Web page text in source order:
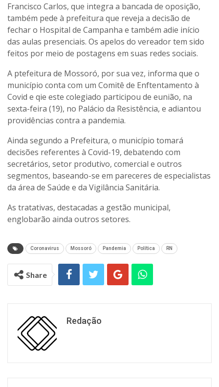
Francisco Carlos, que integra a bancada de oposição,
também pede à prefeitura que reveja a decisão de
fechar o Hospital de Campanha e também adie início
das aulas presenciais. Os apelos do vereador tem sido
feitos por meio de postagens em suas redes sociais.
A ptefeitura de Mossoró, por sua vez, informa que o
município conta com um Comitê de Enftentamento à
Covid e qie este colegiado participou de eunião, na
sexta-feira (19), no Palácio da Resistência, e adiantou
providências contra a pandemia.
Ainda segundo a Prefeitura, o município tomará
decisões referentes à Covid-19, debatendo com
secretários, setor produtivo, comercial e outros
segmentos, baseando-se em pareceres de especialistas
da área de Saúde e da Vigilância Sanitária.
As tratativas, destacadas a gestão municipal,
englobarão ainda outros setores.
Coronavirus Mossoró Pandemia Política RN
Share
Redação